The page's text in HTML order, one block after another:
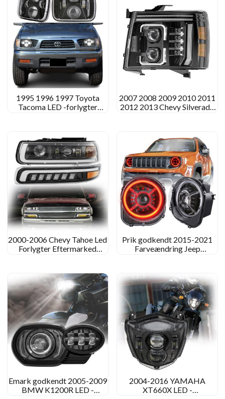
1995 1996 1997 Toyota
Tacoma LED -forlygter
2007 2008 2009 2010 2011
2012 2013 Chevy Silverado
2000-2006 Chevy Tahoe Led
Forlygter Eftermarked
Prik godkendt 2015-2021
Farveændring Jeep
Emark godkendt 2005-2009
BMW K1200R LED -
2004-2016 YAMAHA
XT660X LED -